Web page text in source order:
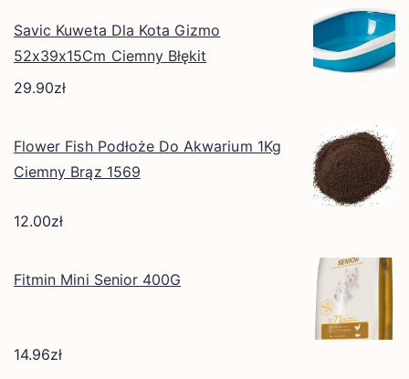
Savic Kuweta Dla Kota Gizmo
52x39x15Cm Ciemny Błękit
29.90zł
Flower Fish Podłoże Do Akwarium 1Kg
Ciemny Brąz 1569
12.00zł
Fitmin Mini Senior 400G
14.96zł